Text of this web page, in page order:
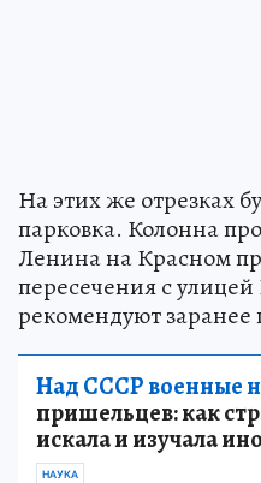
На этих же отрезках
парковка. Колонна
Ленина на Красном
пересечения с
рекомендуют
Над СССР военные
пришельцев: как
искала и изучала
НАУКА